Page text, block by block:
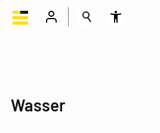
Wasser